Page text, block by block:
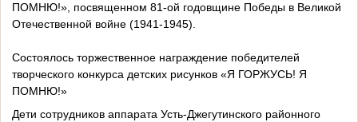
ПОМНЮ!», посвященном 81-ой годовщине Победы в Великой
Отечественной войне (1941-1945).
Состоялось торжественное награждение победителей
творческого конкурса детских рисунков «Я ГОРЖУСЬ! Я
ПОМНЮ!»
Дети сотрудников аппарата Усть-Джегутинского районного